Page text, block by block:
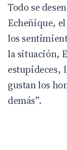
Todo se
Echeñique,
los
la situación,
estupideces,
gustan los
demás”.